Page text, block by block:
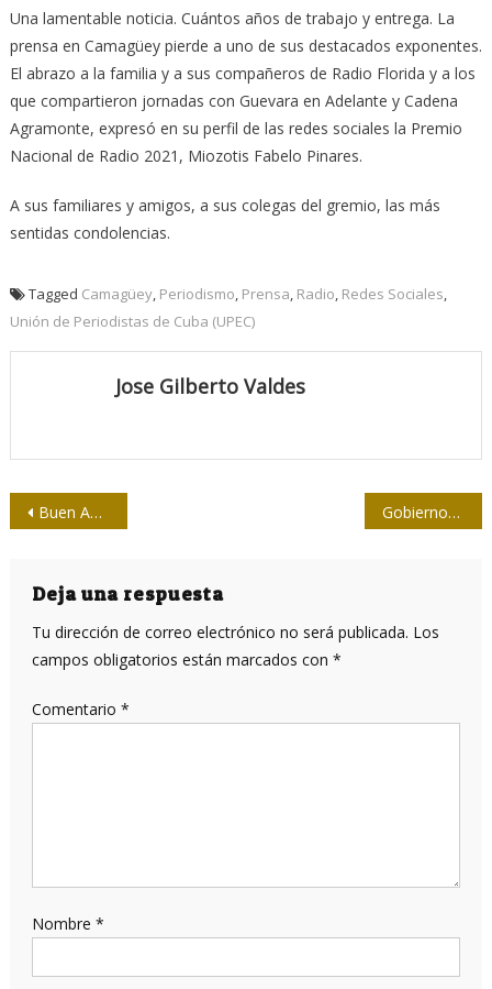
Una lamentable noticia. Cuántos años de trabajo y entrega. La
prensa en Camagüey pierde a uno de sus destacados exponentes.
El abrazo a la familia y a sus compañeros de Radio Florida y a los
que compartieron jornadas con Guevara en Adelante y Cadena
Agramonte, expresó en su perfil de las redes sociales la Premio
Nacional de Radio 2021, Miozotis Fabelo Pinares.
A sus familiares y amigos, a sus colegas del gremio, las más
sentidas condolencias.
Tagged Camagüey, Periodismo Prensa Radio Redes Sociales
Unión de Periodistas de Cuba (UPEC)
Jose Gilberto Valdes
Navegación
entradas
Buen Abad y las claves para entender la semiótica comunicacional latinoamericana Gobiernos de EE.UU. y su concepto de «libertad»
Deja una respuesta
Tu dirección de correo electrónico no será publicada. Los
campos obligatorios están marcados con *
Comentario *
Nombre *